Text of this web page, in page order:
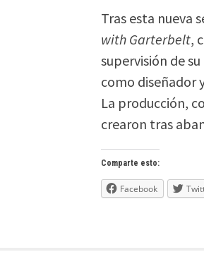
Tras esta nueva
with Garterbelt,
supervisión de
como diseñador
La producción,
crearon tras
Comparte esto:
Facebook